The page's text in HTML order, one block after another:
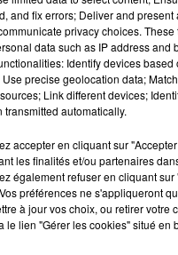
and fix errors; Deliver and
privacy choices.
data such as IP address and
Identify devices
precise geolocation data;
Link different devices;
transmitted automatically.
accepter en cliquant sur
les finalités et/ou partenaires
également refuser en cliquant
préférences ne s'appliqueront
à jour vos choix, ou retirer votre
le lien "Gérer les cookies" situé en